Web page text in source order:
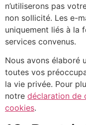
n’utiliserons pas
non sollicité. Les e-
uniquement liés à la
services convenus.
Nous avons élaboré
toutes vos
la vie privée. Pour
notre déclaration de
cookies.